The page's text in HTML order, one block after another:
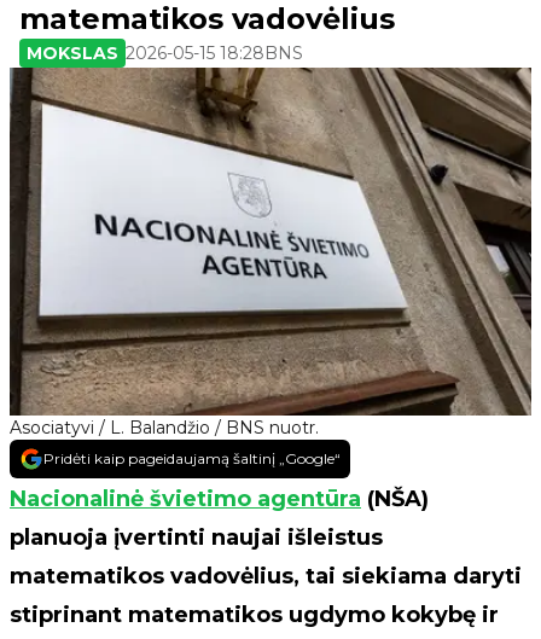
Asociatyvi / L. Balandžio / BNS nuotr.
matematikos vadovėlius
MOKSLAS 2026-05-15 18:28BNS
Pridėti kaip pageidaujamą šaltinį „Google“
Nacionalinė švietimo agentūra (NŠA)
planuoja įvertinti naujai išleistus
matematikos vadovėlius, tai siekiama daryti
stiprinant matematikos ugdymo kokybę ir